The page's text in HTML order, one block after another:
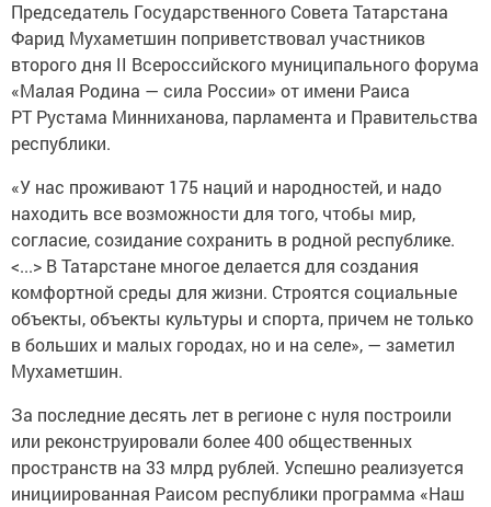
Председатель Государственного Совета Татарстана
Фарид Мухаметшин поприветствовал участников
второго дня II Всероссийского муниципального форума
«Малая Родина — сила России» от имени Раиса
РТ Рустама Минниханова, парламента и Правительства
республики.
«У нас проживают 175 наций и народностей, и надо
находить все возможности для того, чтобы мир,
согласие, созидание сохранить в родной республике.
<...> В Татарстане многое делается для создания
комфортной среды для жизни. Строятся социальные
объекты, объекты культуры и спорта, причем не только
в больших и малых городах, но и на селе», — заметил
Мухаметшин.
За последние десять лет в регионе с нуля построили
или реконструировали более 400 общественных
пространств на 33 млрд рублей. Успешно реализуется
инициированная Раисом республики программа «Наш